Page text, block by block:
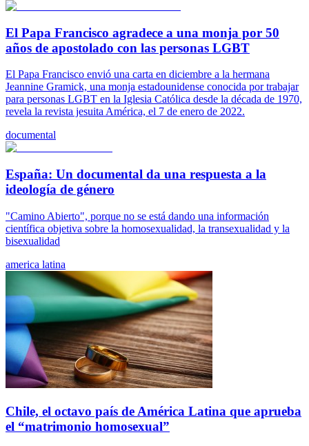
El Papa Francisco agradece a una monja por 50
años de apostolado con las personas LGBT
El Papa Francisco envió una carta en diciembre a la hermana
Jeannine Gramick, una monja estadounidense conocida por trabajar
para personas LGBT en la Iglesia Católica desde la década de 1970,
revela la revista jesuita América, el 7 de enero de 2022.
documental
España: Un documental da una respuesta a la
ideología de género
"Camino Abierto", porque no se está dando una información
científica objetiva sobre la homosexualidad, la transexualidad y la
bisexualidad
america latina
Chile, el octavo país de América Latina que aprueba
el “matrimonio homosexual”